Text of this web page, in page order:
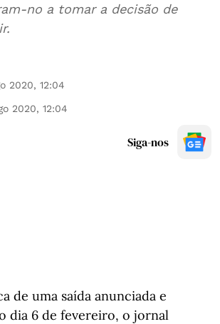
no a tomar a decisão de
2020, 12:04
2020, 12:04
Siga-nos
de uma saída anunciada e
dia 6 de fevereiro, o jornal